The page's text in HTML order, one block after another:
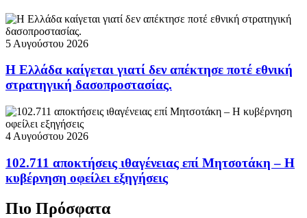
5 Αυγούστου 2026
Η Ελλάδα καίγεται γιατί δεν απέκτησε ποτέ εθνική
στρατηγική δασοπροστασίας.
4 Αυγούστου 2026
102.711 αποκτήσεις ιθαγένειας επί Μητσοτάκη – Η
κυβέρνηση οφείλει εξηγήσεις
Πιο Πρόσφατα